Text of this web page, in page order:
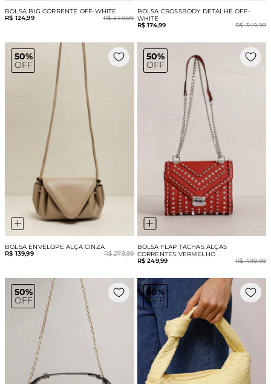
BOLSA BIG CORRENTE OFF-WHITE
R$ 124,99
R$ 249,99
BOLSA CROSSBODY DETALHE OFF-
WHITE
R$ 174,99
R$ 349,99
50%
OFF
BOLSA ENVELOPE ALÇA CINZA
R$ 139,99
R$ 279,99
50%
OFF
BOLSA FLAP TACHAS ALÇAS
CORRENTES VERMELHO
R$ 249,99
R$ 499,99
50%
OFF
50%
OFF